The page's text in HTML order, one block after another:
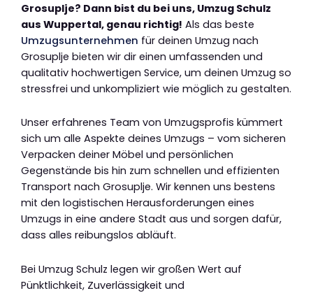
Grosuplje? Dann bist du bei uns, Umzug Schulz
aus Wuppertal, genau richtig! Als das beste
Umzugsunternehmen für deinen Umzug nach
Grosuplje bieten wir dir einen umfassenden und
qualitativ hochwertigen Service, um deinen Umzug so
stressfrei und unkompliziert wie möglich zu gestalten.
Unser erfahrenes Team von Umzugsprofis kümmert
sich um alle Aspekte deines Umzugs – vom sicheren
Verpacken deiner Möbel und persönlichen
Gegenstände bis hin zum schnellen und effizienten
Transport nach Grosuplje. Wir kennen uns bestens
mit den logistischen Herausforderungen eines
Umzugs in eine andere Stadt aus und sorgen dafür,
dass alles reibungslos abläuft.
Bei Umzug Schulz legen wir großen Wert auf
Pünktlichkeit, Zuverlässigkeit und